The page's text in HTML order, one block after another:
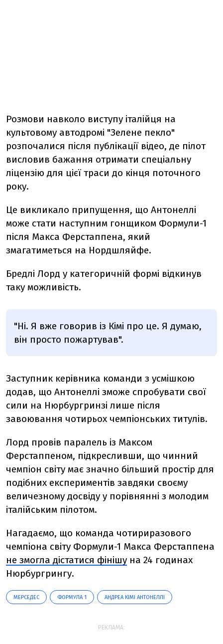
Розмови навколо виступу італійця на
культовому автодромі "Зелене пекло"
розпочалися після публікації відео, де пілот
висловив бажання отримати спеціальну
ліцензію для цієї траси до кінця поточного
року.
Це викликало припущення, що Антонеллі
може стати наступним гонщиком Формули-1
після Макса Ферстаппена, який
змагатиметься на Нордшляйфе.
Бредлі Лорд у категоричній формі відкинув
таку можливість.
"Ні. Я вже говорив із Кімі про це. Я думаю,
він просто пожартував".
Заступник керівника команди з усмішкою
додав, що Антонеллі зможе спробувати свої
сили на Нюрбургринзі лише після
завоювання чотирьох чемпіонських титулів.
Лорд провів паралель із Максом
Ферстаппеном, підкресливши, що чинний
чемпіон світу має значно більший простір для
подібних експериментів завдяки своєму
величезному досвіду у порівнянні з молодим
італійським пілотом.
Нагадаємо, що команда чотириразового
чемпіона світу Формули-1 Макса Ферстаппена
не змогла дістатися фінішу на 24 годинах
Нюрбургрингу.
МЕРСЕДЕС ФОРМУЛА 1 АНДРЕА КІМІ АНТОНЕЛЛІ
РЕКЛАМА: